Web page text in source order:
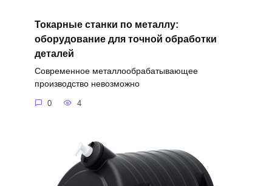
Токарные станки по металлу:
оборудование для точной обработки
деталей
Современное металлообрабатывающее
производство невозможно
0 4